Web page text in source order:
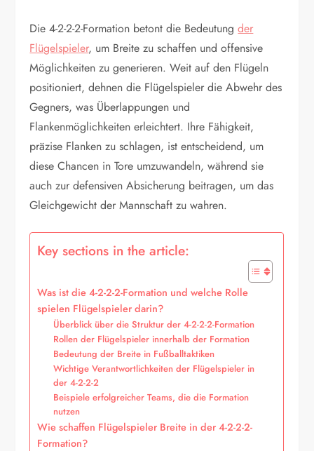
Die 4-2-2-2-Formation betont die Bedeutungder
Flügelspieler, um Breite zu schaffen und offensive
Möglichkeiten zu generieren. Weit auf den Flügeln
positioniert, dehnen die Flügelspieler die Abwehr des
Gegners, was Überlappungen und
Flankenmöglichkeiten erleichtert. Ihre Fähigkeit,
präzise Flanken zu schlagen, ist entscheidend, um
diese Chancen in Tore umzuwandeln, während sie
auch zur defensiven Absicherung beitragen, um das
Gleichgewicht der Mannschaft zu wahren.
Key sections in the article:
Was ist die 4-2-2-2-Formation und welche Rolle
spielen Flügelspieler darin?
Überblick über die Struktur der 4-2-2-2-Formation
Rollen der Flügelspieler innerhalb der Formation
Bedeutung der Breite in Fußballtaktiken
Wichtige Verantwortlichkeiten der Flügelspieler in
der 4-2-2-2
Beispiele erfolgreicher Teams, die die Formation
nutzen
Wie schaffen Flügelspieler Breite in der 4-2-2-2-
Formation?